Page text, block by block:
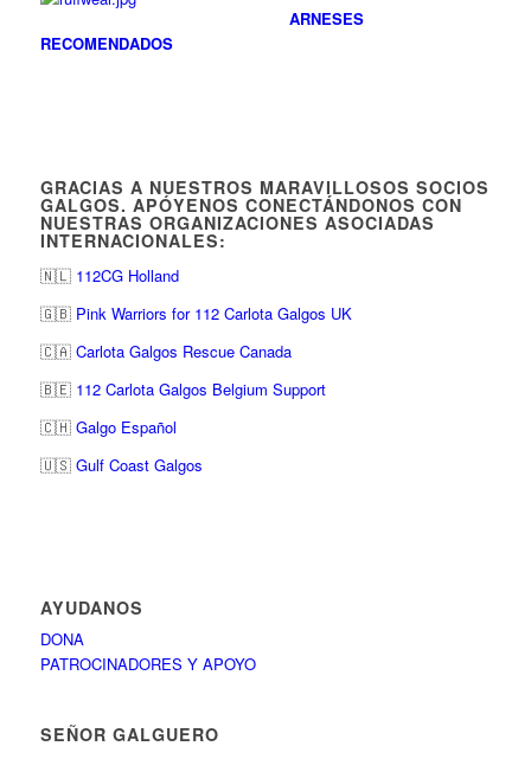
ARNESES
RECOMENDADOS
GRACIAS A NUESTROS MARAVILLOSOS SOCIOS
GALGOS. APÓYENOS CONECTÁNDONOS CON
NUESTRAS ORGANIZACIONES ASOCIADAS
INTERNACIONALES:
🇳🇱 112CG Holland
🇬🇧 Pink Warriors for 112 Carlota Galgos UK
🇨🇦 Carlota Galgos Rescue Canada
🇧🇪 112 Carlota Galgos Belgium Support
🇨🇭 Galgo Español
🇺🇸 Gulf Coast Galgos
AYUDANOS
DONA
PATROCINADORES Y APOYO
SEÑOR GALGUERO